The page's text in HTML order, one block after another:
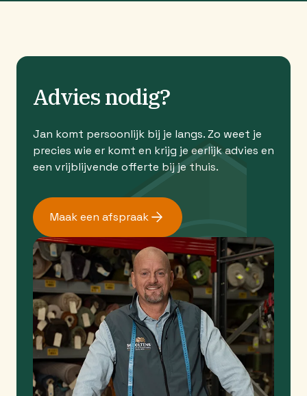
Advies nodig?
Jan komt persoonlijk bij je langs. Zo weet je
precies wie er komt en krijg je eerlijk advies en
een vrijblijvende offerte bij je thuis.
Maak een afspraak